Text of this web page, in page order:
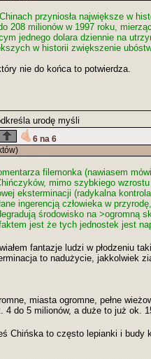
przyniosła największe w
208 milionów w 1997 roku,
jednego dolara dziennie na
w historii zwiększenie
nie do końca to potwierdza.
urodę myśli
6 na 6
filemonka (nawiasem
mimo szybkiego
eksterminacji (radykalna
ingerencją człowieka w
środowisko na >ogromną
jest że tych jednostek jest
fantazje ludzi w płodzeniu
to nadużycie, jakkolwiek
miasta ogromne, pełne
4 do 5 milionów, a duże to już ok.
Chińska to często lepianki i budy